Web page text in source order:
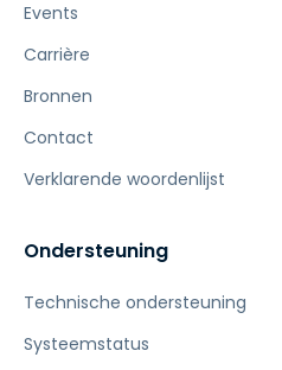
Events
Carrière
Bronnen
Contact
Verklarende woordenlijst
Ondersteuning
Technische ondersteuning
Systeemstatus